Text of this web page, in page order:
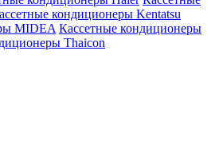
кондиционеры Kentatsu
MIDEA Кассетные кондиционеры
Thaicon